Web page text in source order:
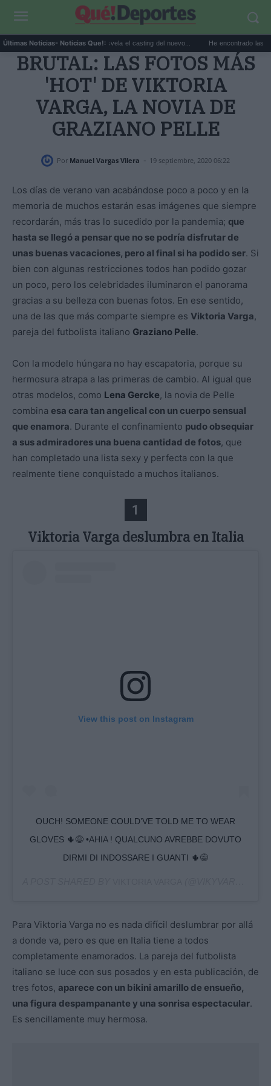
Últimas Noticias- Noticias Que!:
La productora de Bond desvela el casting del nuevo... He encontrado las
BRUTAL: LAS FOTOS MÁS
'HOT' DE VIKTORIA
VARGA, LA NOVIA DE
GRAZIANO PELLE
Por Manuel Vargas Vilera - 19 septiembre, 2020 06:22
Los días de verano van acabándose poco a poco y en la
memoria de muchos estarán esas imágenes que siempre
recordarán, más tras lo sucedido por la pandemia; que
hasta se llegó a pensar que no se podría disfrutar de
unas buenas vacaciones, pero al final si ha podido ser. Si
bien con algunas restricciones todos han podido gozar
un poco, pero los celebridades iluminaron el panorama
gracias a su belleza con buenas fotos. En ese sentido,
una de las que más comparte siempre es Viktoria Varga,
pareja del futbolista italiano Graziano Pelle.
Con la modelo húngara no hay escapatoria, porque su
hermosura atrapa a las primeras de cambio. Al igual que
otras modelos, como Lena Gercke, la novia de Pelle
combina esa cara tan angelical con un cuerpo sensual
que enamora. Durante el confinamiento pudo obsequiar
a sus admiradores una buena cantidad de fotos, que
han completado una lista sexy y perfecta con la que
realmente tiene conquistado a muchos italianos.
1
Viktoria Varga deslumbra en Italia
View this post on Instagram
OUCH! SOMEONE COULD’VE TOLD ME TO WEAR
GLOVES 🌵😅 •AHIA ! QUALCUNO AVREBBE DOVUTO
DIRMI DI INDOSSARE I GUANTI 🌵😅
Para Viktoria Varga no es nada difícil deslumbrar por allá
a donde va, pero es que en Italia tiene a todos
completamente enamorados. La pareja del futbolista
italiano se luce con sus posados y en esta publicación, de
tres fotos, aparece con un bikini amarillo de ensueño,
una figura despampanante y una sonrisa espectacular.
Es sencillamente muy hermosa.